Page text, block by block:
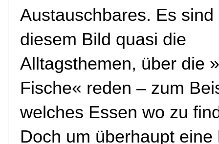
Austauschbares. Es sind
diesem Bild quasi die
Alltagsthemen, über die
Fische« reden – zum
welches Essen wo zu
Doch um überhaupt eine